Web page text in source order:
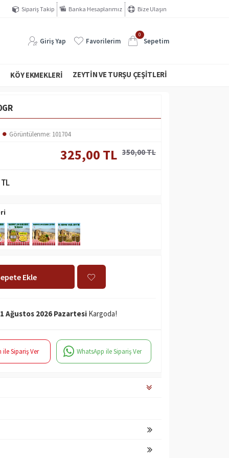
Sipariş Takip Banka Hesaplarımız Bize Ulaşın
Giriş Yap Favorilerim
0
Sepetim
KÖY EKMEKLERI ZEYTIN VE TURŞU ÇEŞITLERI
Görüntülenme: 101704
325,00 TL 350,00 TL
Ekle
Ağustos 2026 Pazartesi Kargoda!
ile Sipariş Ver WhatsApp ile Sipariş Ver